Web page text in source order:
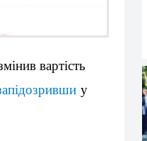
вартість
у